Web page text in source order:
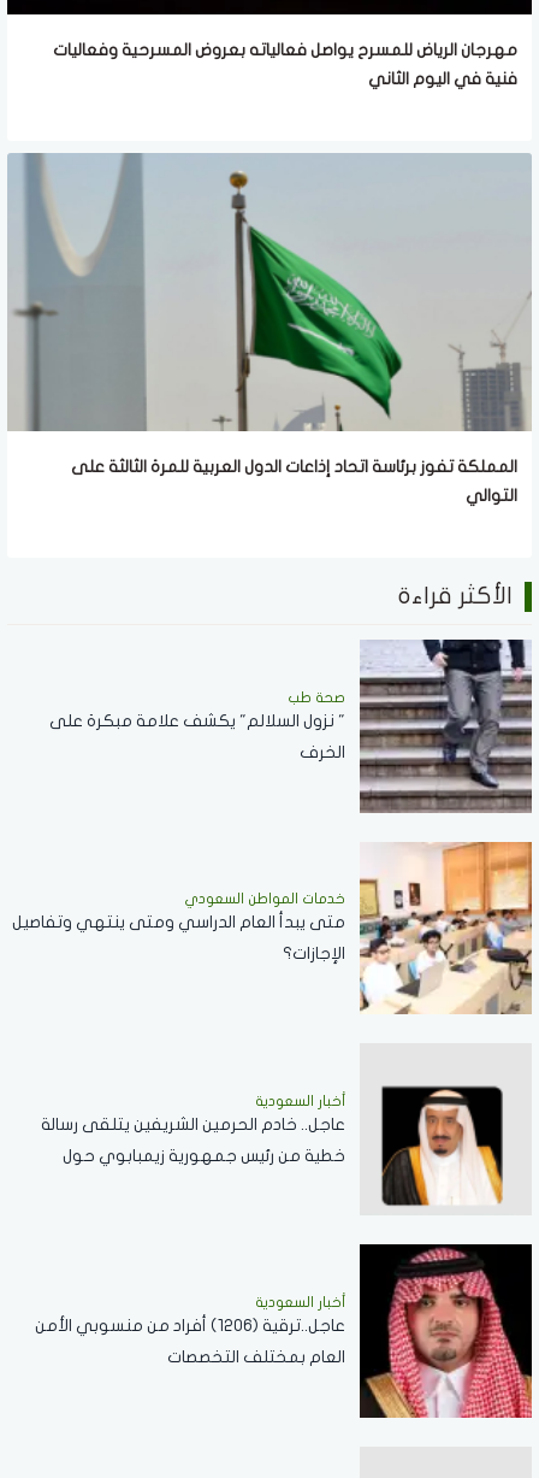
مهرجان الرياض للمسرح يواصل فعالياته بعروض المسرحية وفعاليات
فنية في اليوم الثاني
المملكة تفوز برئاسة اتحاد إذاعات الدول العربية للمرة الثالثة على
التوالي
الأكثر قراءة
صحة طب
" نزول السلالم" يكشف علامة مبكرة على
الخرف
خدمات المواطن السعودي
‏متى يبدأ العام الدراسي ومتى ينتهي وتفاصيل
الإجازات؟
أخبار السعودية
عاجل.. خادم الحرمين الشريفين يتلقى رسالة
خطية من رئيس جمهورية زيمبابوي حول
أخبار السعودية
عاجل..ترقية (1206) أفراد من منسوبي الأمن
العام بمختلف التخصصات